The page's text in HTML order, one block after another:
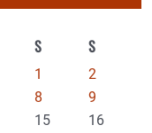
S S
1
2
8
9
15
16